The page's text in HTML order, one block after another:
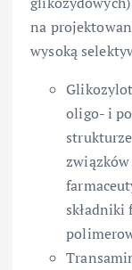
na
wysoką
oligo- i
składniki